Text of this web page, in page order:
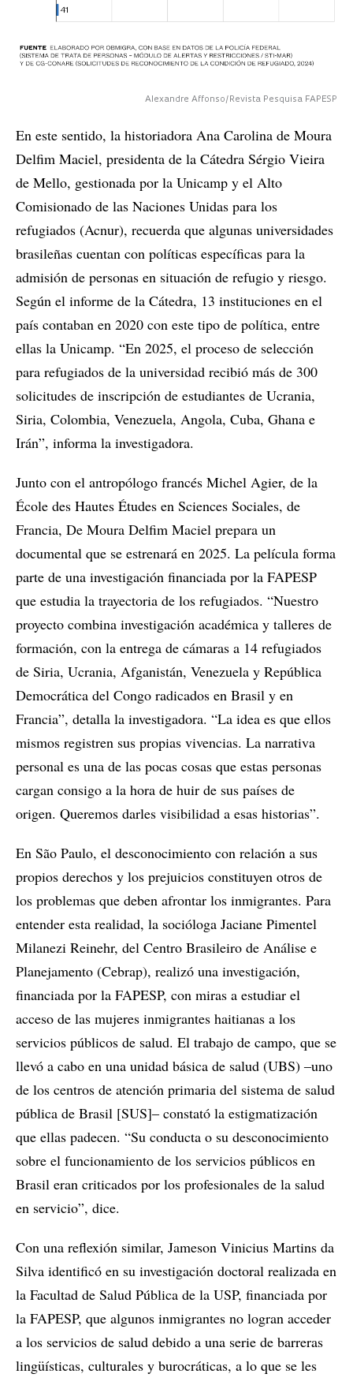
Alexandre Affonso/Revista Pesquisa FAPESP
En este sentido, la historiadora Ana Carolina de Moura
Delfim Maciel, presidenta de la Cátedra Sérgio Vieira
de Mello, gestionada por la Unicamp y el Alto
Comisionado de las Naciones Unidas para los
refugiados (Acnur), recuerda que algunas universidades
brasileñas cuentan con políticas específicas para la
admisión de personas en situación de refugio y riesgo.
Según el informe de la Cátedra, 13 instituciones en el
país contaban en 2020 con este tipo de política, entre
ellas la Unicamp. “En 2025, el proceso de selección
para refugiados de la universidad recibió más de 300
solicitudes de inscripción de estudiantes de Ucrania,
Siria, Colombia, Venezuela, Angola, Cuba, Ghana e
Irán”, informa la investigadora.
Junto con el antropólogo francés Michel Agier, de la
École des Hautes Études en Sciences Sociales, de
Francia, De Moura Delfim Maciel prepara un
documental que se estrenará en 2025. La película forma
parte de una investigación financiada por la FAPESP
que estudia la trayectoria de los refugiados. “Nuestro
proyecto combina investigación académica y talleres de
formación, con la entrega de cámaras a 14 refugiados
de Siria, Ucrania, Afganistán, Venezuela y República
Democrática del Congo radicados en Brasil y en
Francia”, detalla la investigadora. “La idea es que ellos
mismos registren sus propias vivencias. La narrativa
personal es una de las pocas cosas que estas personas
cargan consigo a la hora de huir de sus países de
origen. Queremos darles visibilidad a esas historias”.
En São Paulo, el desconocimiento con relación a sus
propios derechos y los prejuicios constituyen otros de
los problemas que deben afrontar los inmigrantes. Para
entender esta realidad, la socióloga Jaciane Pimentel
Milanezi Reinehr, del Centro Brasileiro de Análise e
Planejamento (Cebrap), realizó una investigación,
financiada por la FAPESP, con miras a estudiar el
acceso de las mujeres inmigrantes haitianas a los
servicios públicos de salud. El trabajo de campo, que se
llevó a cabo en una unidad básica de salud (UBS) ‒uno
de los centros de atención primaria del sistema de salud
pública de Brasil [SUS]‒ constató la estigmatización
que ellas padecen. “Su conducta o su desconocimiento
sobre el funcionamiento de los servicios públicos en
Brasil eran criticados por los profesionales de la salud
en servicio”, dice.
Con una reflexión similar, Jameson Vinicius Martins da
Silva identificó en su investigación doctoral realizada en
la Facultad de Salud Pública de la USP, financiada por
la FAPESP, que algunos inmigrantes no logran acceder
a los servicios de salud debido a una serie de barreras
lingüísticas, culturales y burocráticas, a lo que se les